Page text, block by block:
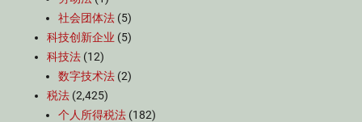
社会团体法 (5)
科技创新企业 (5)
科技法 (12)
数字技术法 (2)
税法 (2,425)
个人所得税法 (182)